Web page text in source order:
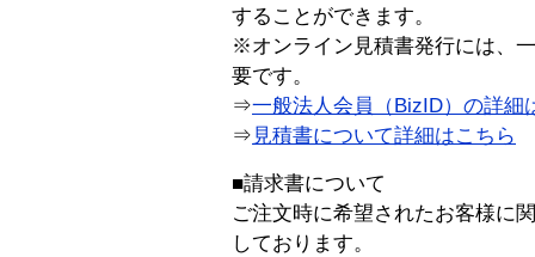
することができます。
※オンライン見積書発行には、
要です。
⇒一般法人会員（BizID）の詳細
⇒ 見積書について詳細はこちら
■請求書について
ご注文時に希望されたお客様に
しております。